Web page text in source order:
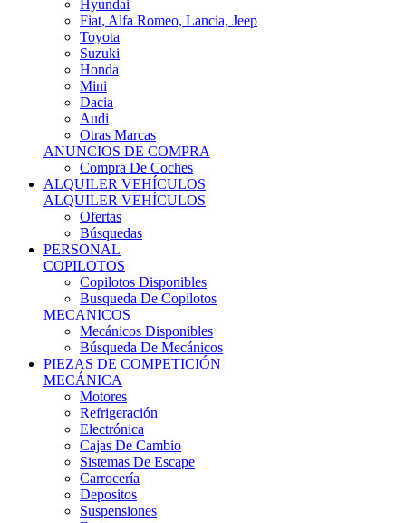
Hyundai
Fiat, Alfa Romeo, Lancia, Jeep
Toyota
Suzuki
Honda
Mini
Dacia
Audi
Otras Marcas
ANUNCIOS DE COMPRA
Compra De Coches
ALQUILER VEHÍCULOS
ALQUILER VEHÍCULOS
Ofertas
Búsquedas
PERSONAL
COPILOTOS
Copilotos Disponibles
Busqueda De Copilotos
MECANICOS
Mecánicos Disponibles
Búsqueda De Mecánicos
PIEZAS DE COMPETICIÓN
MECÁNICA
Motores
Refrigeración
Electrónica
Cajas De Cambio
Sistemas De Escape
Carrocería
Depositos
Suspensiones